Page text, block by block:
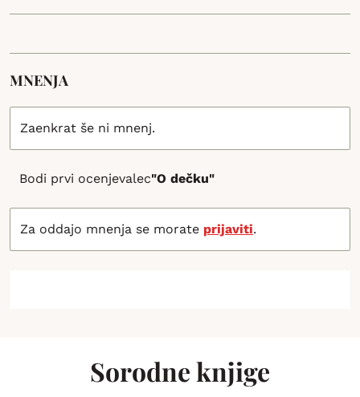
MNENJA
Zaenkrat še ni mnenj.
Bodi prvi ocenjevalec"O dečku"
Za oddajo mnenja se morate prijaviti.
Sorodne knjige